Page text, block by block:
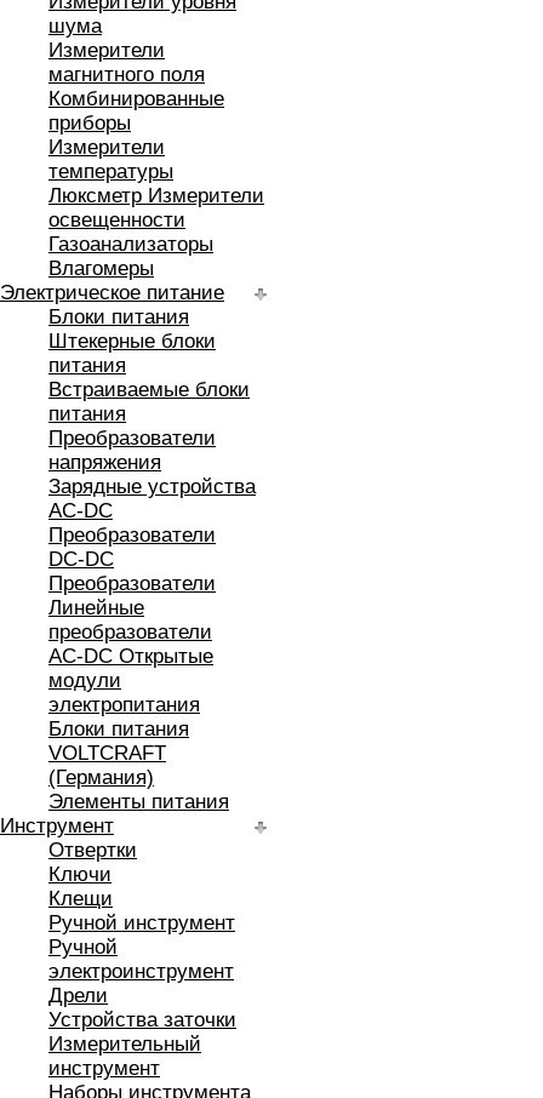
шума
Измерители
магнитного поля
Комбинированные
приборы
Измерители
температуры
Люксметр Измерители
освещенности
Газоанализаторы
Влагомеры
Электрическое питание
Блоки питания
Штекерные блоки
питания
Встраиваемые блоки
питания
Преобразователи
напряжения
Зарядные устройства
AC-DC
Преобразователи
DC-DC
Преобразователи
Линейные
преобразователи
AC-DC Открытые
модули
электропитания
Блоки питания
VOLTCRAFT
(Германия)
Элементы питания
Инструмент
Отвертки
Ключи
Клещи
Ручной инструмент
Ручной
электроинструмент
Дрели
Устройства заточки
Измерительный
инструмент
Наборы инструмента